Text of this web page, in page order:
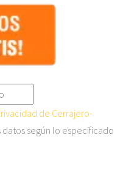
de Cerrajero-
datos según lo especificado